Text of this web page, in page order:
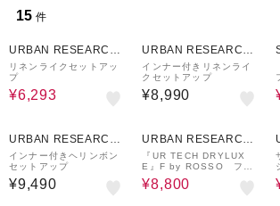
15 件
URBAN RESEARCH
ware house
リネンライクセットアッ
プ
¥6,293
URBAN RESEARCH
ware house
インナー付きリネンライ
クセットアップ
¥8,990
URBAN RESEARCH
ware house
インナー付きヘリンボン
セットアップ
¥9,490
URBAN RESEARCH
ware house
『UR TECH DRYLUX
E』F by ROSSO フレ
ンチブラウス+ワイドパ
ンツ
¥8,800